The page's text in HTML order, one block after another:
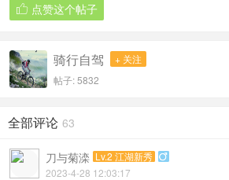
 点赞这个帖子
骑行自驾
+ 关注
帖子: 5832
全部评论 63
刀与菊滦 Lv.2 江湖新秀 
2023-4-28 12:03:17